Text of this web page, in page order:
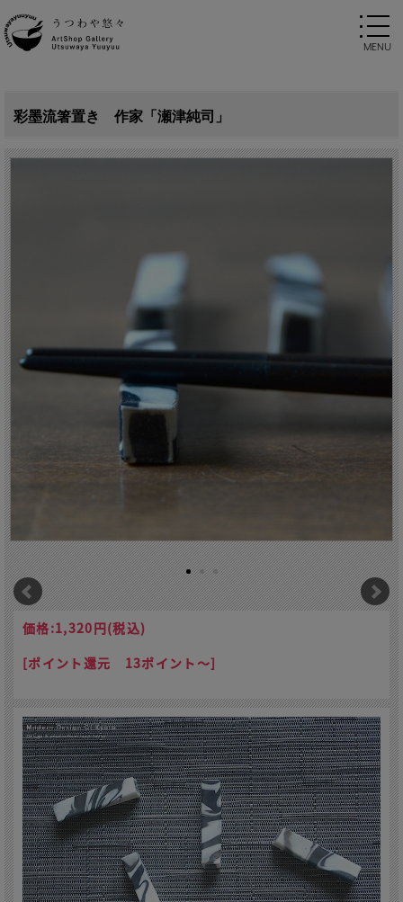
彩墨流箸置き 作家「瀬津純司」
価格:1,320円(税込)
[ポイント還元 13ポイント～]